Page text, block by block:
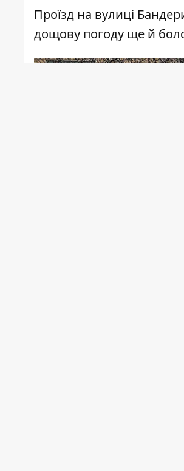
Проїзд на вулиці
дощову погоду ще й